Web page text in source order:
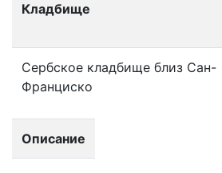
Кладбище
Сербское кладбище близ Сан-
Франциско
Описание